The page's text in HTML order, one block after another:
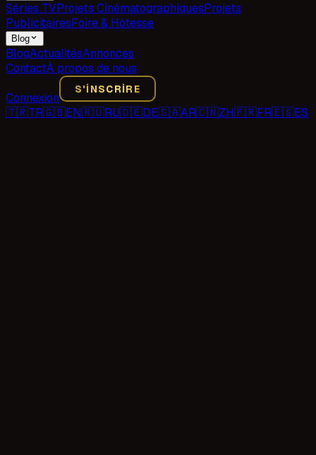
Séries TVProjets CinématographiquesProjets
PublicitairesFoire & Hôtesse
Blog
BlogActualitésAnnonces
ContactÀ propos de nous
Connexion
S'INSCRIRE
🇹🇷TR🇬🇧EN🇷🇺RU🇩🇪DE🇸🇦AR🇨🇳ZH🇫🇷FR🇪🇸ES